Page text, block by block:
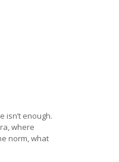
isn’t enough.
where
norm, what